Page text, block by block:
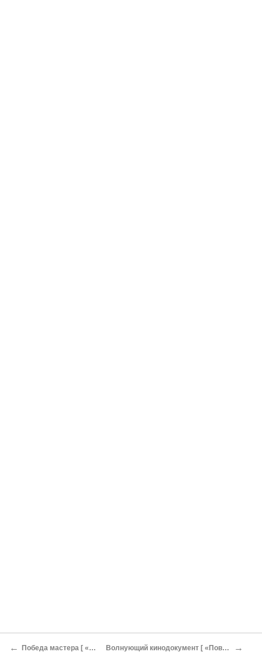
← Победа мастера [ «Последняя ночь»][3] Волнующий кинодокумент [ «Повесть о нефтяниках Каспия»][6] →